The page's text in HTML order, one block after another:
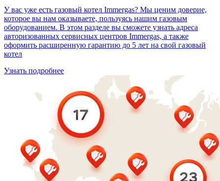
У вас уже есть газовый котел Immergas? Мы ценим доверие,
которое вы нам оказываете, пользуясь нашим газовым
оборудованием. В этом разделе вы сможете узнать адреса
авторизованных сервисных центров Immergas, а также
оформить расширенную гарантию до 5 лет на свой газовый
котел
Узнать подробнее